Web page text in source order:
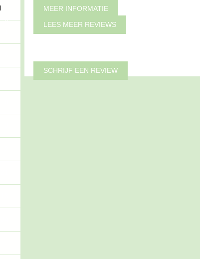
6
MEER INFORMATIE
LEES MEER REVIEWS
SCHRIJF EEN REVIEW